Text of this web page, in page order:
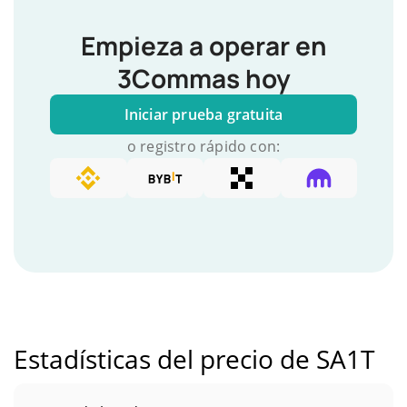
Empieza a operar en
3Commas hoy
Iniciar prueba gratuita
o registro rápido con:
Estadísticas del precio de SA1T